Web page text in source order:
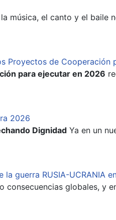
música, el canto y el baile
Proyectos de Cooperación
para ejecutar en 2026
2026
Dignidad Ya en un
guerra RUSIA-UCRANIA
consecuencias globales, y